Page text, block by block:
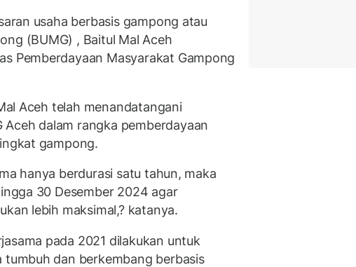
usaha berbasis gampong atau
(BUMG) , Baitul Mal Aceh
Pemberdayaan Masyarakat Gampong
Aceh telah menandatangani
Aceh dalam rangka pemberdayaan
gampong.
hanya berdurasi satu tahun, maka
30 Desember 2024 agar
lebih maksimal,? katanya.
pada 2021 dilakukan untuk
tumbuh dan berkembang berbasis